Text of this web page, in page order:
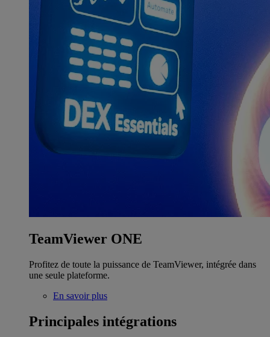
TeamViewer ONE
Profitez de toute la puissance de TeamViewer, intégrée dans
une seule plateforme.
En savoir plus
Principales intégrations